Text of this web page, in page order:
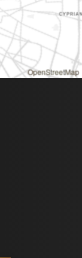
OpenStreetMap